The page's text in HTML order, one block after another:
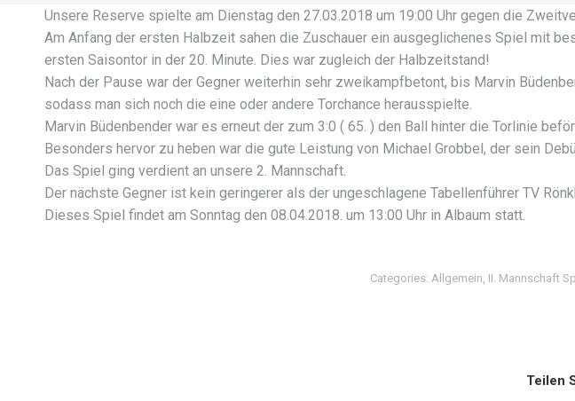
Unsere Reserve spielte am Dienstag den 27.03.2018 um 19:00 Uhr gegen die
Am Anfang der ersten Halbzeit sahen die Zuschauer ein ausgeglichenes Spiel mit
ersten Saisontor in der 20. Minute. Dies war zugleich der Halbzeitstand!
Nach der Pause war der Gegner weiterhin sehr zweikampfbetont, bis Marvin
sodass man sich noch die eine oder andere Torchance herausspielte.
Marvin Büdenbender war es erneut der zum 3:0 ( 65. ) den Ball hinter die Torlinie
Besonders hervor zu heben war die gute Leistung von Michael Grobbel, der sein
Das Spiel ging verdient an unsere 2. Mannschaft.
Der nächste Gegner ist kein geringerer als der ungeschlagene Tabellenführer TV
Dieses Spiel findet am Sonntag den 08.04.2018. um 13:00 Uhr in Albaum statt.
Categories: Allgemein, II. Mannschaft
Teilen